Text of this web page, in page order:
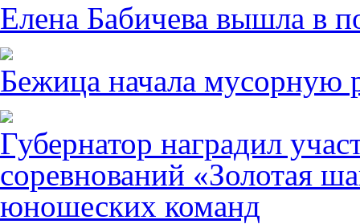
Елена Бабичева вышла в
Бежица начала мусорную
Губернатор наградил
соревнований «Золотая
юношеских команд